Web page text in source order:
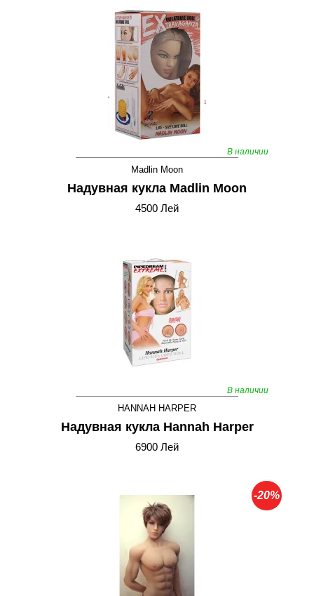
В наличии
Madlin Moon
Надувная кукла Madlin Moon
4500 Лей
В наличии
HANNAH HARPER
Надувная кукла Hannah Harper
6900 Лей
-20%